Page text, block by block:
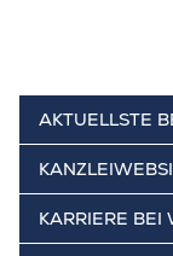
AKTUELLSTE
KARRIERE BEI